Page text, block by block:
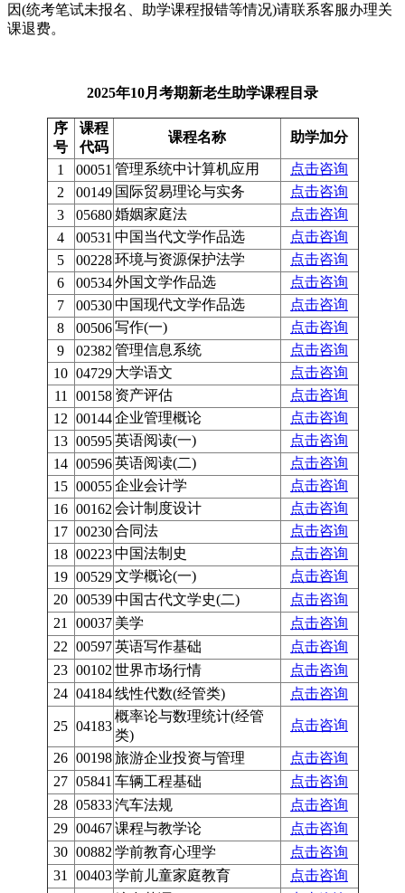
因(统考笔试未报名、助学课程报错等情况)请联系客服办理关
课退费。
2025年10月考期新老生助学课程目录
序
号
课程
代码
课程名称 助学加分
1 00051 管理系统中计算机应用
点击咨询
2
00149 国际贸易理论与实务
点击咨询
3
05680 婚姻家庭法
点击咨询
4
00531 中国当代文学作品选
点击咨询
5
00228 环境与资源保护法学
点击咨询
6
00534 外国文学作品选
点击咨询
7
00530 中国现代文学作品选
点击咨询
8
00506 写作(一)
点击咨询
9
02382 管理信息系统
点击咨询
10 04729 大学语文
点击咨询
11
00158 资产评估
点击咨询
12 00144 企业管理概论
点击咨询
13 00595 英语阅读(一)
点击咨询
14 00596 英语阅读(二)
点击咨询
15 00055 企业会计学
点击咨询
16 00162 会计制度设计
点击咨询
17 00230 合同法
点击咨询
18 00223 中国法制史
点击咨询
19 00529 文学概论(一)
点击咨询
20 00539 中国古代文学史(二)
点击咨询
21
00037 美学
点击咨询
22 00597 英语写作基础
点击咨询
23 00102 世界市场行情
点击咨询
24 04184 线性代数(经管类) 点击咨询
25 04183
概率论与数理统计(经管
类)
点击咨询
26 00198 旅游企业投资与管理
点击咨询
27 05841 车辆工程基础
点击咨询
28 05833 汽车法规
点击咨询
29 00467 课程与教学论
点击咨询
30 00882 学前教育心理学
点击咨询
31
00403 学前儿童家庭教育
点击咨询